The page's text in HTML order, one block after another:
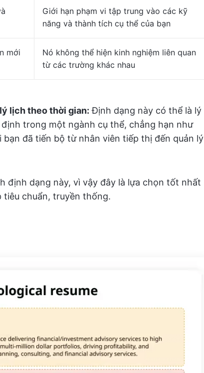
Giới hạn phạm vi tập trung vào các kỹ
năng và thành tích cụ thể của bạn
mới
Nó không thể hiện kinh nghiệm liên quan
từ các trường khác nhau
lịch theo thời gian: Định dạng này có thể là lý
trong một ngành cụ thể, chẳng hạn như
đã tiến bộ từ nhân viên tiếp thị đến quản lý
định dạng này, vì vậy đây là lựa chọn tốt nhất
chuẩn, truyền thống.